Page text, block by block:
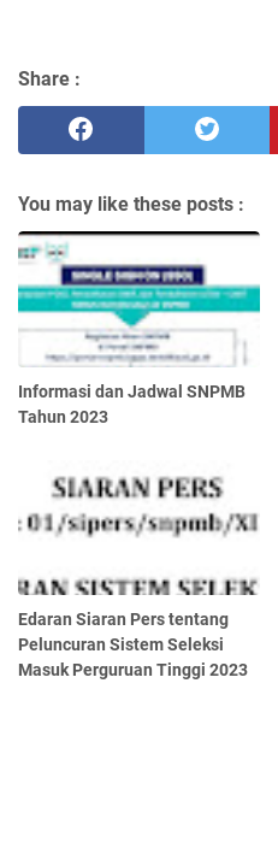
Share :
You may like these posts :
Informasi dan Jadwal SNPMB
Tahun 2023
Edaran Siaran Pers tentang
Peluncuran Sistem Seleksi
Masuk Perguruan Tinggi 2023